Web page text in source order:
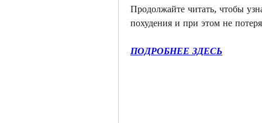
Продолжайте читать, чтобы
похудения и при этом не
ПОДРОБНЕЕ ЗДЕСЬ